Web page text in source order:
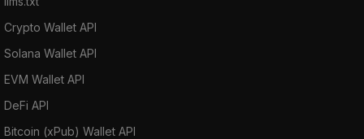
Crypto Wallet API
Solana Wallet API
EVM Wallet API
DeFi API
Bitcoin (xPub) Wallet API